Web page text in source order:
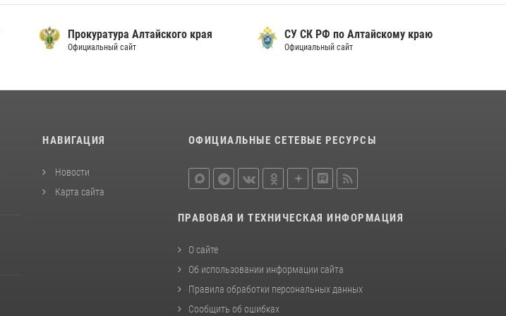
Прокуратура Алтайского края
Официальный сайт
СУ СК РФ по Алтайскому краю
Официальный сайт
НАВИГАЦИЯ
Новости
Карта сайта
ОФИЦИАЛЬНЫЕ СЕТЕВЫЕ РЕСУРСЫ
ПРАВОВАЯ И ТЕХНИЧЕСКАЯ ИНФОРМАЦИЯ
О сайте
Об использовании информации сайта
Правила обработки персональных данных
Сообщить об ошибках